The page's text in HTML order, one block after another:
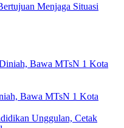
Menjaga Situasi
Bawa MTsN 1 Kota